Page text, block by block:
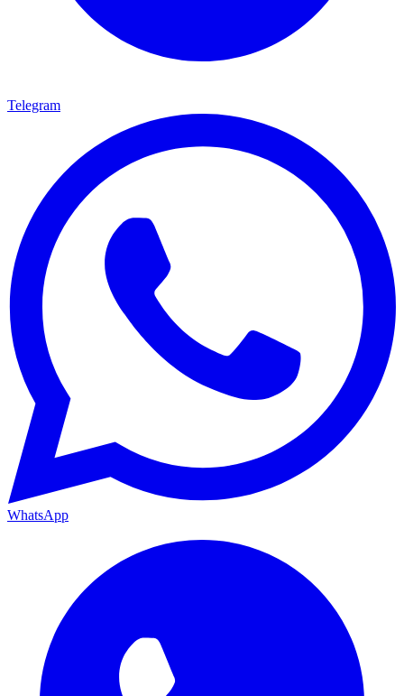
Telegram
WhatsApp